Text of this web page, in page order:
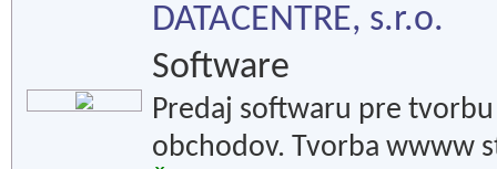
DATACENTRE, s.r.o.
Software
Predaj softwaru pre
obchodov. Tvorba wwww